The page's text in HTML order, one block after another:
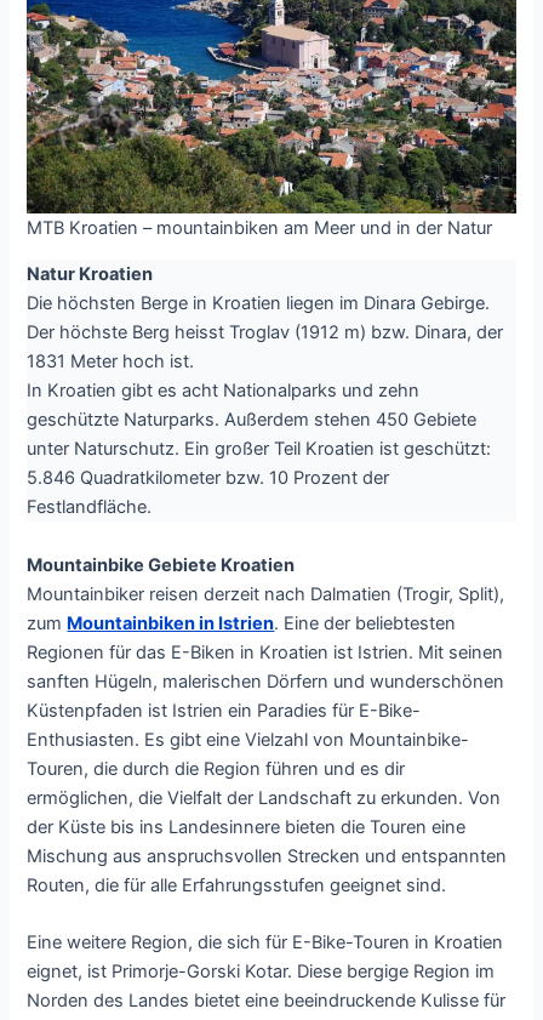
MTB Kroatien – mountainbiken am Meer und in der Natur
Natur Kroatien
Die höchsten Berge in Kroatien liegen im Dinara Gebirge.
Der höchste Berg heisst Troglav (1912 m) bzw. Dinara, der
1831 Meter hoch ist.
In Kroatien gibt es acht Nationalparks und zehn
geschützte Naturparks. Außerdem stehen 450 Gebiete
unter Naturschutz. Ein großer Teil Kroatien ist geschützt:
5.846 Quadratkilometer bzw. 10 Prozent der
Festlandfläche.
Mountainbike Gebiete Kroatien
Mountainbiker reisen derzeit nach Dalmatien (Trogir, Split),
zum Mountainbiken in Istrien. Eine der beliebtesten
Regionen für das E-Biken in Kroatien ist Istrien. Mit seinen
sanften Hügeln, malerischen Dörfern und wunderschönen
Küstenpfaden ist Istrien ein Paradies für E-Bike-
Enthusiasten. Es gibt eine Vielzahl von Mountainbike-
Touren, die durch die Region führen und es dir
ermöglichen, die Vielfalt der Landschaft zu erkunden. Von
der Küste bis ins Landesinnere bieten die Touren eine
Mischung aus anspruchsvollen Strecken und entspannten
Routen, die für alle Erfahrungsstufen geeignet sind.
Eine weitere Region, die sich für E-Bike-Touren in Kroatien
eignet, ist Primorje-Gorski Kotar. Diese bergige Region im
Norden des Landes bietet eine beeindruckende Kulisse für